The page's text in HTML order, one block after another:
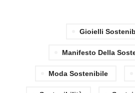
Gioielli
Manifesto Della
Moda Sostenibile